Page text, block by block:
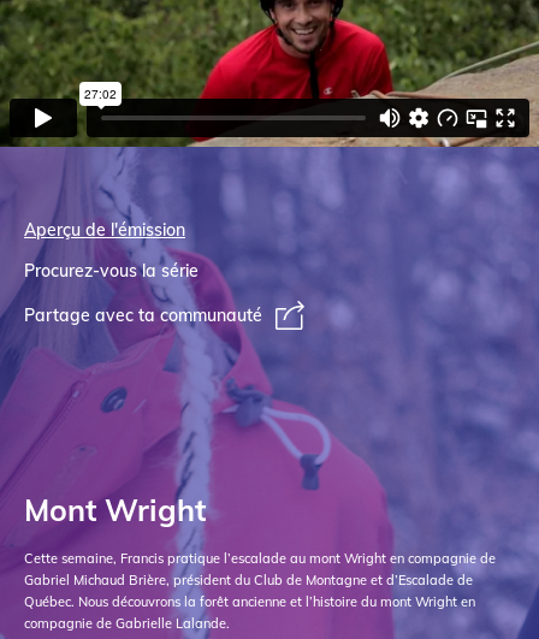
Aperçu de l'émission
Procurez-vous la série
Partage avec ta communauté
Mont Wright
Cette semaine, Francis pratique l’escalade au mont Wright en compagnie de
Gabriel Michaud Brière, président du Club de Montagne et d’Escalade de
Québec. Nous découvrons la forêt ancienne et l’histoire du mont Wright en
compagnie de Gabrielle Lalande.